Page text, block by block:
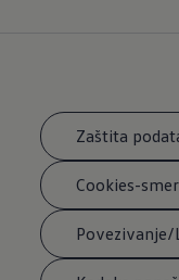
Zaštita
Cookies-